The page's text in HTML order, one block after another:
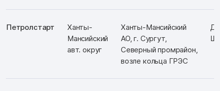
Петролстарт
Ханты-
Мансийский
авт. округ
Ханты-Мансийский
АО, г. Сургут,
Северный промрайон,
возле кольца ГРЭС
Д:
Ш: